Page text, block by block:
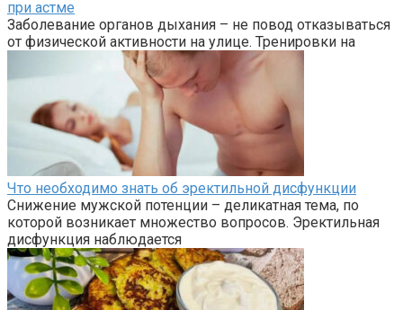
при астме
Заболевание органов дыхания – не повод отказываться
от физической активности на улице. Тренировки на
Что необходимо знать об эректильной дисфункции
Снижение мужской потенции – деликатная тема, по
которой возникает множество вопросов. Эректильная
дисфункция наблюдается